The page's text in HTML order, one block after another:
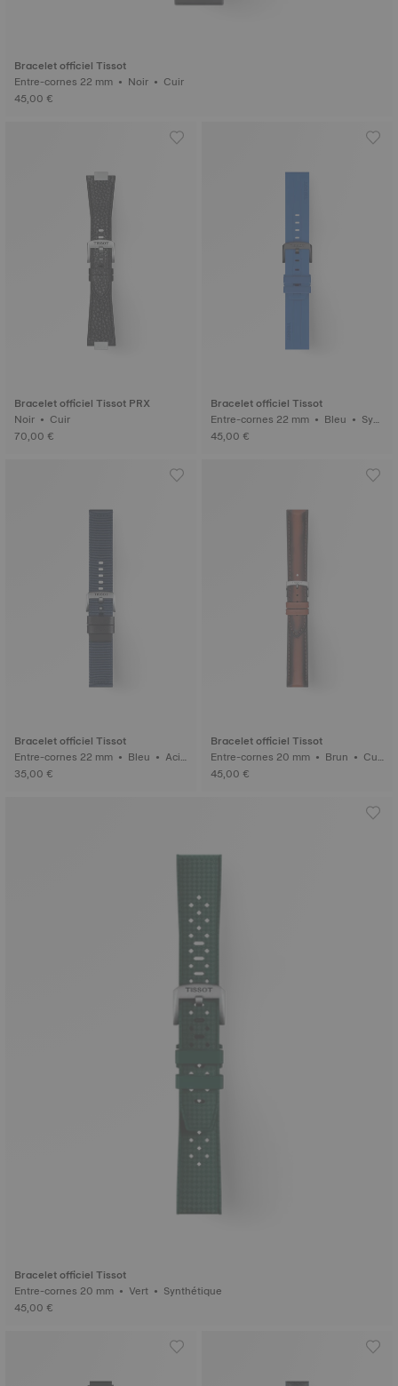
Bracelet officiel Tissot
Entre-cornes 22 mm • Noir • Cuir
45,00 €
Bracelet officiel Tissot PRX
Noir • Cuir
70,00 €
Bracelet officiel Tissot
Entre-cornes 22 mm • Bleu • Synt
hétique
45,00 €
Bracelet officiel Tissot
Entre-cornes 22 mm • Bleu • Acie
r inoxydable 316L
35,00 €
Bracelet officiel Tissot
Entre-cornes 20 mm • Brun • Cui
r
45,00 €
Bracelet officiel Tissot
Entre-cornes 20 mm • Vert • Synthétique
45,00 €